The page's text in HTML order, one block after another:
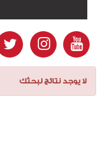
لا يوجد نتائج لبحثك